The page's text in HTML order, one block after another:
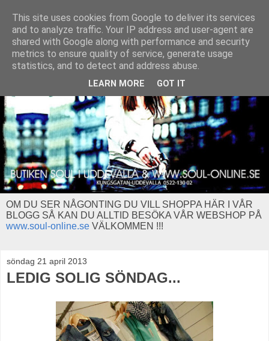
OM DU SER NÅGONTING DU VILL SHOPPA HÄR I VÅR
BLOGG SÅ KAN DU ALLTID BESÖKA VÅR WEBSHOP PÅ
www.soul-online.se VÄLKOMMEN !!!
söndag 21 april 2013
LEDIG SOLIG SÖNDAG...
This site uses cookies from Google to deliver its services
and to analyze traffic. Your IP address and user-agent are
shared with Google along with performance and security
metrics to ensure quality of service, generate usage
statistics, and to detect and address abuse.
LEARN MORE GOT IT